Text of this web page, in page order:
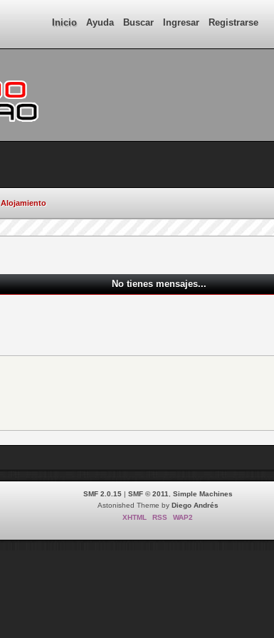
Inicio Ayuda Buscar Ingresar Registrarse
Alojamiento
No tienes mensajes...
SMF 2.0.15| SMF © 2011
Simple Machines
Astonished Theme by Diego Andrés
XHTML
RSS WAP2